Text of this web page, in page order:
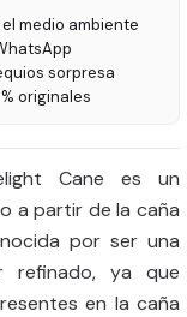
medio ambiente
sorpresa
originales
Cane es un
a partir de la caña
por ser una
refinado, ya que
en la caña